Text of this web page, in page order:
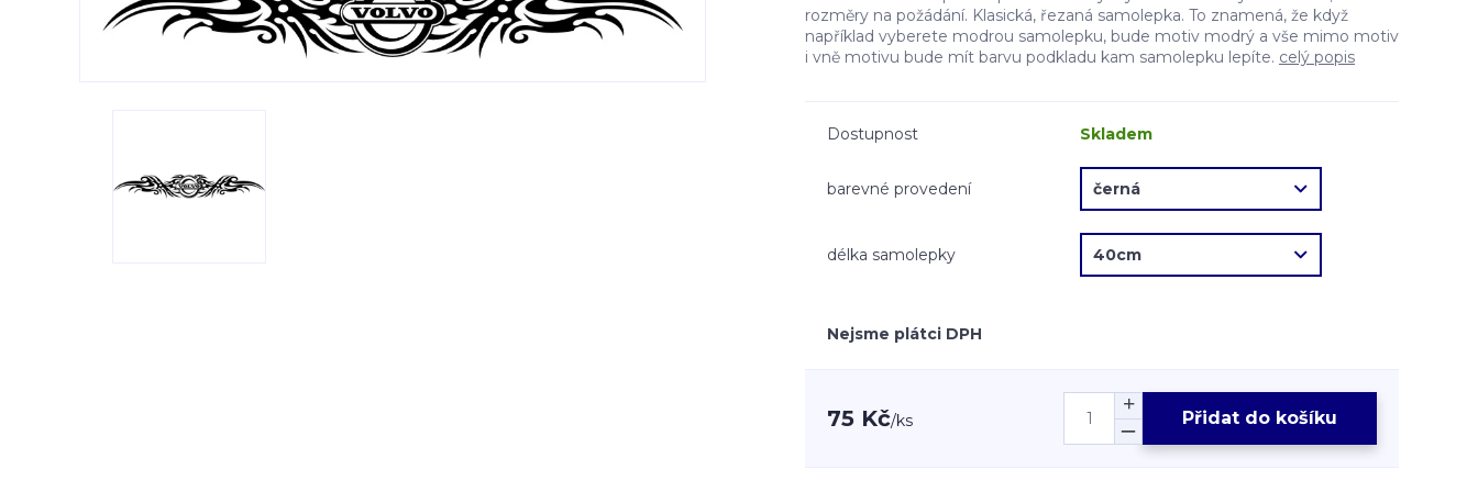
rozměry na požádání. Klasická, řezaná samolepka. To znamená, že když
například vyberete modrou samolepku, bude motiv modrý a vše mimo motiv
i vně motivu bude mít barvu podkladu kam samolepku lepíte. celý popis
Dostupnost Skladem
barevné provedení
délka samolepky
Nejsme plátci DPH
75 Kč/ks Přidat do košíku